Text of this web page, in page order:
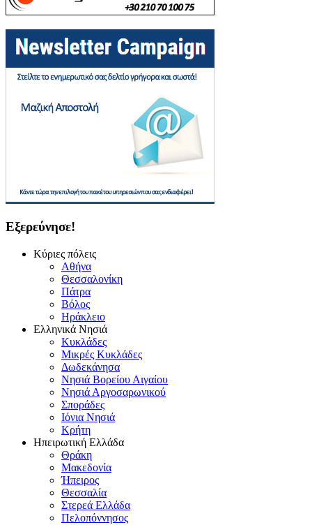
Εξερεύνησε!
Κύριες πόλεις
Αθήνα
Θεσσαλονίκη
Πάτρα
Βόλος
Ηράκλειο
Ελληνικά Νησιά
Κυκλάδες
Μικρές Κυκλάδες
Δωδεκάνησα
Νησιά Βορείου Αιγαίου
Νησιά Αργοσαρωνικού
Σποράδες
Ιόνια Νησιά
Κρήτη
Ηπειρωτική Ελλάδα
Θράκη
Μακεδονία
Ήπειρος
Θεσσαλία
Στερεά Ελλάδα
Πελοπόννησος